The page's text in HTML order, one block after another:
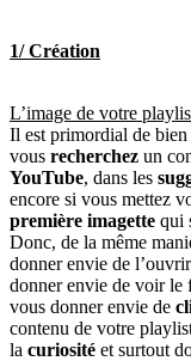
1/ Création
L’image de votre
Il est primordial de
vous recherchez un
YouTube, dans les
encore si vous mettez
première imagette qui
Donc, de la même
donner envie de
donner envie de voir
vous donner envie de
contenu de votre
la curiosité et surtout